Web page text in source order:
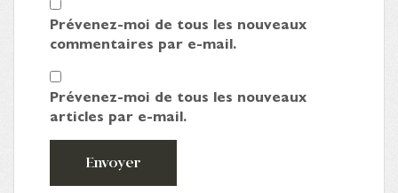
Prévenez-moi de tous les nouveaux
commentaires par e-mail.
Prévenez-moi de tous les nouveaux
articles par e-mail.
Envoyer